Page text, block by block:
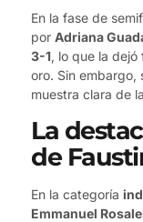
En la fase de
por Adriana
3-1, lo que la
oro. Sin embargo,
muestra clara de
La
de
En la categoría
Emmanuel